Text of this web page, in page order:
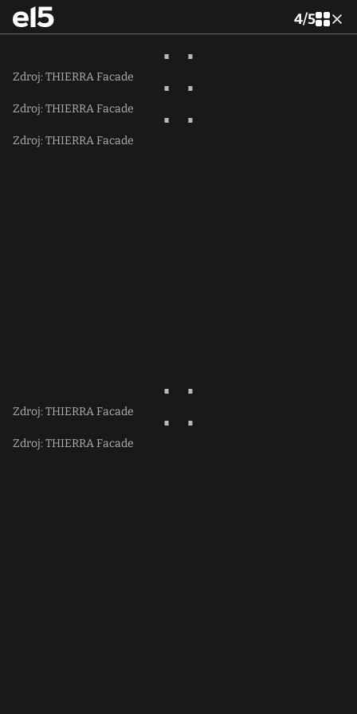
4/5
Zdroj: THIERRA Facade
Zdroj: THIERRA Facade
Zdroj: THIERRA Facade
Zdroj: THIERRA Facade
Zdroj: THIERRA Facade